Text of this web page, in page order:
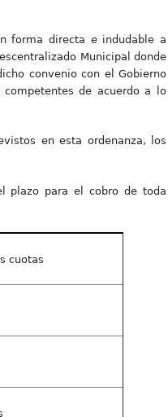
forma directa e indudable a
Municipal donde
convenio con el Gobierno
de acuerdo a lo
en esta ordenanza, los
plazo para el cobro de toda
cuotas